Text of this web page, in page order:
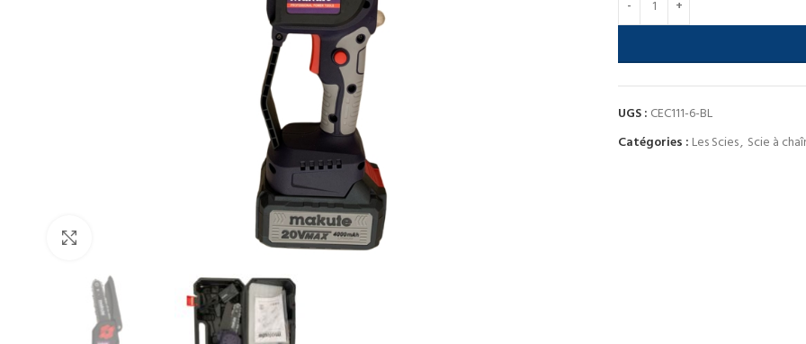
UGS : CEC111-6-BL
Catégories : Les Scies, Scie à